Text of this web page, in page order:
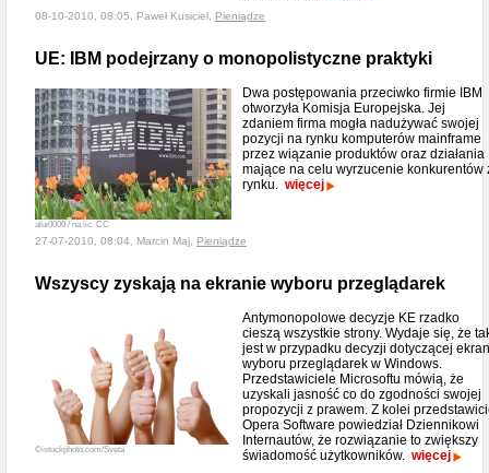
08-10-2010, 08:05, Paweł Kusiciel, Pieniądze
UE: IBM podejrzany o monopolistyczne praktyki
alui0000 / na lic. CC
Dwa postępowania przeciwko firmie IBM
otworzyła Komisja Europejska. Jej
zdaniem firma mogła nadużywać swojej
pozycji na rynku komputerów mainframe
przez wiązanie produktów oraz działania
mające na celu wyrzucenie konkurentów
rynku. więcej
27-07-2010, 08:04, Marcin Maj, Pieniądze
Wszyscy zyskają na ekranie wyboru przeglądarek
©istockphoto.com/Sveta
Antymonopolowe decyzje KE rzadko
cieszą wszystkie strony. Wydaje się, że
jest w przypadku decyzji dotyczącej
wyboru przeglądarek w Windows.
Przedstawiciele Microsoftu mówią, że
uzyskali jasność co do zgodności swojej
propozycji z prawem. Z kolei
Opera Software powiedział Dziennikowi
Internautów, że rozwiązanie to zwiększy
świadomość użytkowników. więcej